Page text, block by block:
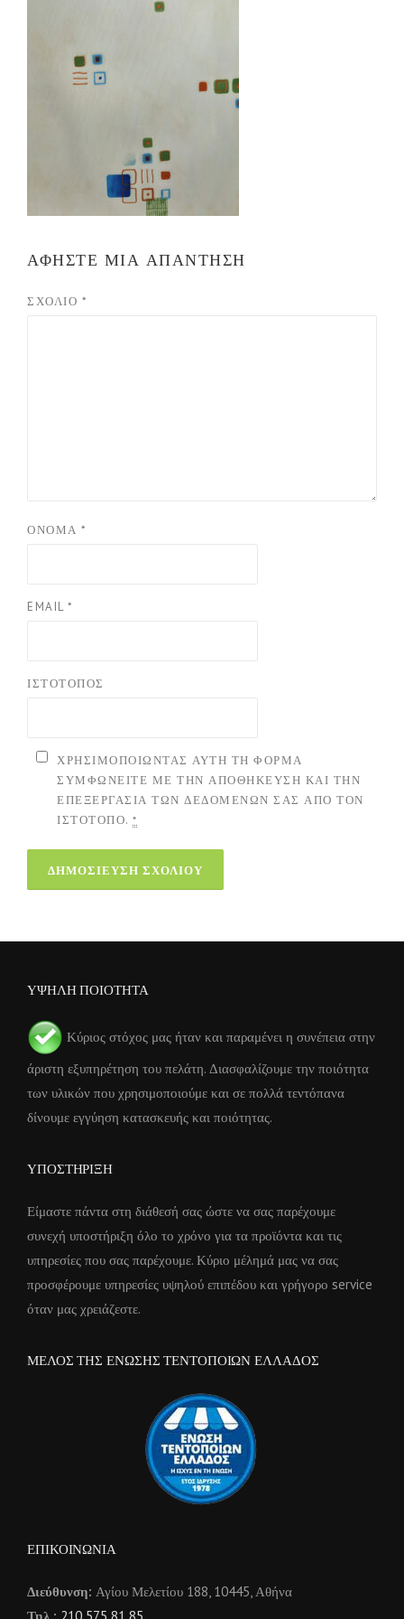
ΑΦΉΣΤΕ ΜΙΑ ΑΠΆΝΤΗΣΗ
ΣΧΌΛΙΟ *
ΌΝΟΜΑ *
EMAIL *
ΙΣΤΌΤΟΠΟΣ
ΧΡΗΣΙΜΟΠΟΙΏΝΤΑΣ ΑΥΤΉ ΤΗ ΦΌΡΜΑ
ΣΥΜΦΩΝΕΊΤΕ ΜΕ ΤΗΝ ΑΠΟΘΉΚΕΥΣΗ ΚΑΙ ΤΗΝ
ΕΠΕΞΕΡΓΑΣΊΑ ΤΩΝ ΔΕΔΟΜΈΝΩΝ ΣΑΣ ΑΠΌ ΤΟΝ
ΙΣΤΌΤΟΠΟ. *
ΥΨΗΛΗ ΠΟΙΟΤΗΤΑ
Κύριος στόχος μας ήταν και παραμένει η συνέπεια στην
άριστη εξυπηρέτηση του πελάτη. Διασφαλίζουμε την ποιότητα
των υλικών που χρησιμοποιούμε και σε πολλά τεντόπανα
δίνουμε εγγύηση κατασκευής και ποιότητας.
ΥΠΟΣΤΗΡΙΞΗ
Είμαστε πάντα στη διάθεσή σας ώστε να σας παρέχουμε
συνεχή υποστήριξη όλο το χρόνο για τα προϊόντα και τις
υπηρεσίες που σας παρέχουμε. Κύριο μέλημά μας να σας
προσφέρουμε υπηρεσίες υψηλού επιπέδου και γρήγορο service
όταν μας χρειάζεστε.
ΜΕΛΟΣ ΤΗΣ ΕΝΩΣΗΣ ΤΕΝΤΟΠΟΙΩΝ ΕΛΛΑΔΟΣ
ΕΠΙΚΟΙΝΩΝΙΑ
Διεύθυνση: Αγίου Μελετίου 188, 10445, Αθήνα